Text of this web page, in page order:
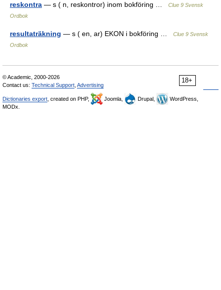
reskontra — s ( n, reskontror) inom bokföring …
Clue 9 Svensk
Ordbok
resultaträkning — s ( en, ar) EKON i bokföring …
Clue 9 Svensk
Ordbok
18+
© Academic, 2000-2026
Contact us: Technical Support Advertising
Dictionaries export , created on PHP, Joomla, Drupal,
WordPress,
MODx.